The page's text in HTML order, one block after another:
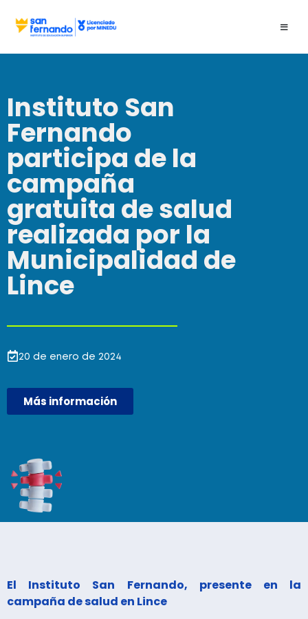
Instituto San
Fernando
participa de la
campaña
gratuita de salud
realizada por la
Municipalidad de
Lince
20 de enero de 2024
Más información
El Instituto San Fernando, presente en la
campaña de salud en Lince